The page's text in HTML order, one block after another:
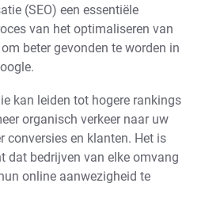
(SEO) een essentiële
van het optimaliseren van
beter gevonden te worden in
kan leiden tot hogere rankings
organisch verkeer naar uw
conversies en klanten. Het is
dat bedrijven van elke omvang
online aanwezigheid te